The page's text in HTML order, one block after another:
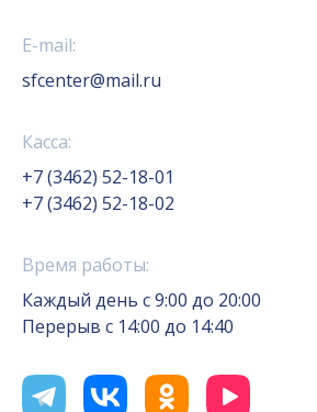
E-mail:
sfcenter@mail.ru
Касса:
+7 (3462) 52-18-01
+7 (3462) 52-18-02
Время работы:
Каждый день с 9:00 до 20:00
Перерыв с 14:00 до 14:40